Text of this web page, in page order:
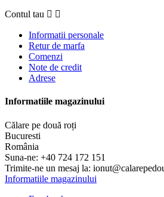
Contul tau  
Informatii personale
Retur de marfa
Comenzi
Note de credit
Adrese
Informatiile magazinului
Călare pe două roți
Bucuresti
România
Suna-ne: +40 724 172 151
Trimite-ne un mesaj la:
Informatiile magazinului